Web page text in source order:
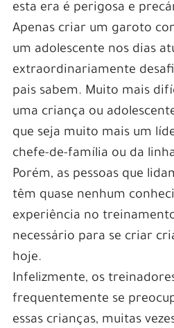
esta era é perigosa e
Apenas criar um garoto
um adolescente nos dias
extraordinariamente
pais sabem. Muito mais
uma criança ou
que seja muito mais um
chefe-de-família ou da
Porém, as pessoas que
têm quase nenhum
experiência no
necessário para se criar
hoje.
Infelizmente, os
frequentemente se
essas crianças, muitas